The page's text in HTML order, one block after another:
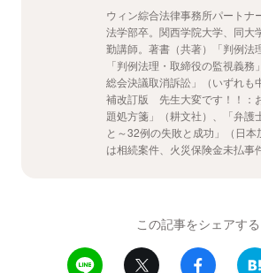
ウィン綜合法律事務所パートナ
法学部卒。関西学院大学、同大
勤講師。著書（共著）「判例法
「判例法理・取締役の監視義
総会決議取消訴訟」（いずれも
補改訂版 先生大変です！！：
題処方箋」（耕文社）、「弁護
と～32例の失敗と成功」（日
は相続案件、火災保険金未払事
この記事をシェアする